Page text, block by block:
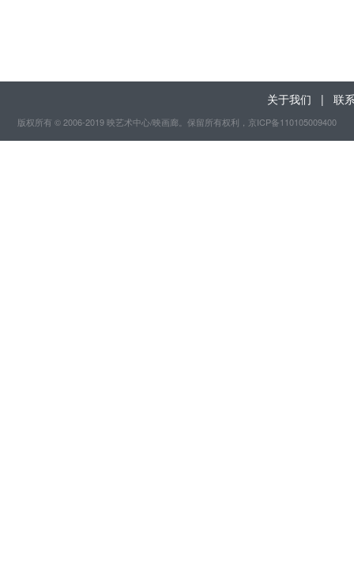
关于我们 | 联
版权所有 © 2006-2019 映艺术中心/映画廊。保留所有权利 ，京ICP备110105009400